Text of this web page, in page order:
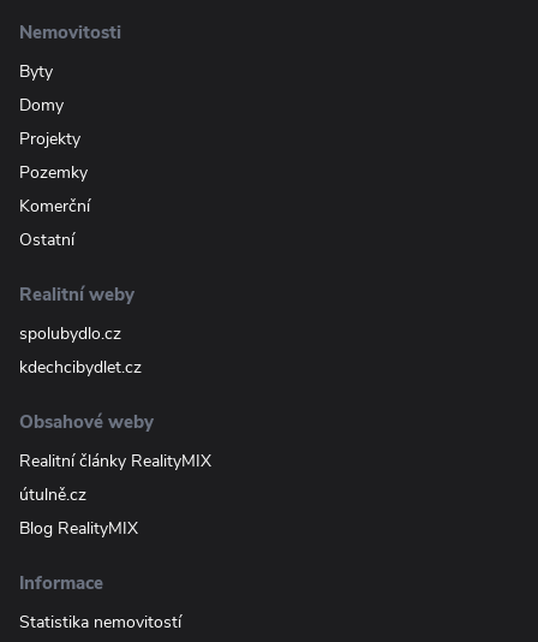
Nemovitosti
Byty
Domy
Projekty
Pozemky
Komerční
Ostatní
Realitní weby
spolubydlo.cz
kdechcibydlet.cz
Obsahové weby
Realitní články RealityMIX
útulně.cz
Blog RealityMIX
Informace
Statistika nemovitostí